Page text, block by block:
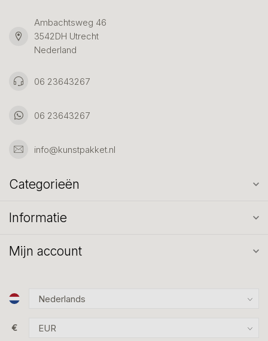
Ambachtsweg 46
3542DH Utrecht
Nederland
06 23643267
06 23643267
info@kunstpakket.nl
Categorieën
Informatie
Mijn account
€